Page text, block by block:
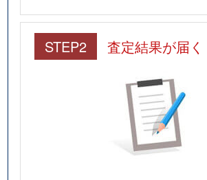
STEP2 査定結果が届く